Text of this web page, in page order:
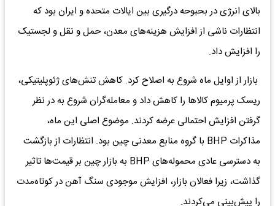
بالای انرژی در بحبوحه درگیری بین ایالات متحده و ایران بود که
انتظارات ناشی از افزایش هزینه‌های معدن، حمل و نقل و لجستیک
را افزایش داد.
بازار از اوایل ماه شروع به اصلاح کرد. کاهش تنش‌های ژئوپلیتیکی،
ریسک پرمیوم کالاها را کاهش داد و معامله‌گران شروع به در نظر
گرفتن افزایش احتمالی عرضه کردند. موضوع اصلی این ماه،
مذاکرات BHP با گروه منابع معدنی چین بود. انتظارات از بازگشت
به دسترسی عادی محموله‌های BHP به بازار چین بر قیمت‌ها تاثیر
گذاشت، زیرا فعالان بازار، افزایش موجودی سنگ آهن در کوتاه‌مدت
را پیش‌بینی می‌کردند.